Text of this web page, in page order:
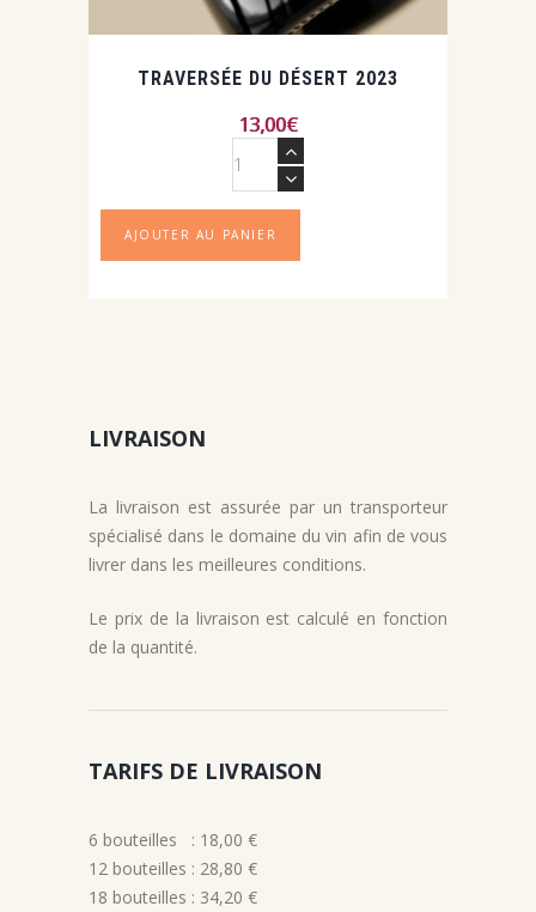
TRAVERSÉE DU DÉSERT 2023
13,00€
quantité
de
Traversée
du
AJOUTER AU PANIER
LIVRAISON
La livraison est assurée par un transporteur
spécialisé dans le domaine du vin afin de vous
livrer dans les meilleures conditions.
Le prix de la livraison est calculé en fonction
de la quantité.
TARIFS DE LIVRAISON
6 bouteilles : 18,00 €
12 bouteilles : 28,80 €
18 bouteilles : 34,20 €